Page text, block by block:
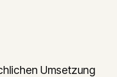
Umsetzung